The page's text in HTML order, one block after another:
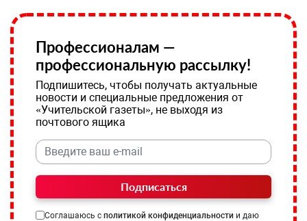
Профессионалам —
профессиональную рассылку!
Подпишитесь, чтобы получать актуальные
новости и специальные предложения от
«Учительской газеты», не выходя из
почтового ящика
Подписаться
Соглашаюсь с политикой конфиденциальности и даю